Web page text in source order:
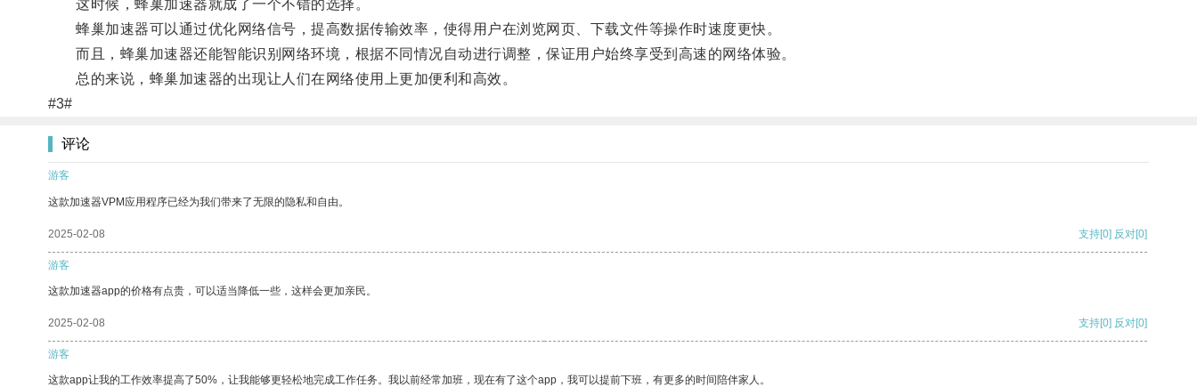
这时候，蜂巢加速器就成了一个不错的选择。
蜂巢加速器可以通过优化网络信号，提高数据传输效率，使得用户在浏览网页、下载文件等操作时速度更快。
而且，蜂巢加速器还能智能识别网络环境，根据不同情况自动进行调整，保证用户始终享受到高速的网络体验。
总的来说，蜂巢加速器的出现让人们在网络使用上更加便利和高效。
#3#
评论
游客
这款加速器VPM应用程序已经为我们带来了无限的隐私和自由。
2025-02-08 支持[0] 反对[0]
游客
这款加速器app的价格有点贵，可以适当降低一些，这样会更加亲民。
2025-02-08 支持[0] 反对[0]
游客
这款app让我的工作效率提高了50%，让我能够更轻松地完成工作任务。我以前经常加班，现在有了这个app，我可以提前下班，有更多的时间陪伴家人。